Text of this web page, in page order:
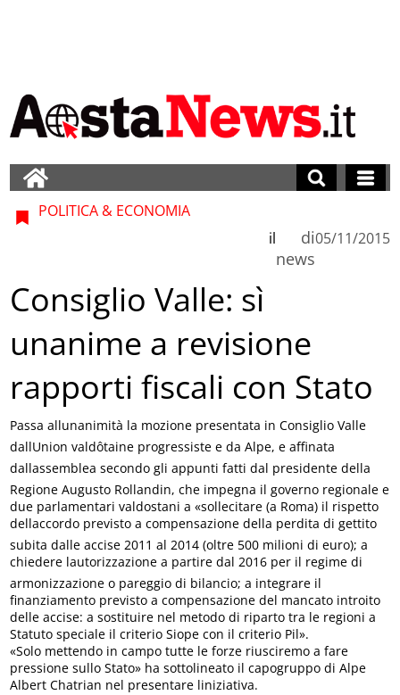
POLITICA & ECONOMIA
di
news
il 05/11/2015
Consiglio Valle: sì
unanime a revisione
rapporti fiscali con Stato
Passa allunanimità la mozione presentata in Consiglio Valle
dallUnion valdôtaine progressiste e da Alpe, e affinata
dallassemblea secondo gli appunti fatti dal presidente della
Regione Augusto Rollandin, che impegna il governo regionale e
due parlamentari valdostani a «sollecitare (a Roma) il rispetto
dellaccordo previsto a compensazione della perdita di gettito
subita dalle accise 2011 al 2014 (oltre 500 milioni di euro); a
chiedere lautorizzazione a partire dal 2016 per il regime di
armonizzazione o pareggio di bilancio; a integrare il
finanziamento previsto a compensazione del mancato introito
delle accise: a sostituire nel metodo di riparto tra le regioni a
Statuto speciale il criterio Siope con il criterio Pil».
«Solo mettendo in campo tutte le forze riusciremo a fare
pressione sullo Stato» ha sottolineato il capogruppo di Alpe
Albert Chatrian nel presentare liniziativa.